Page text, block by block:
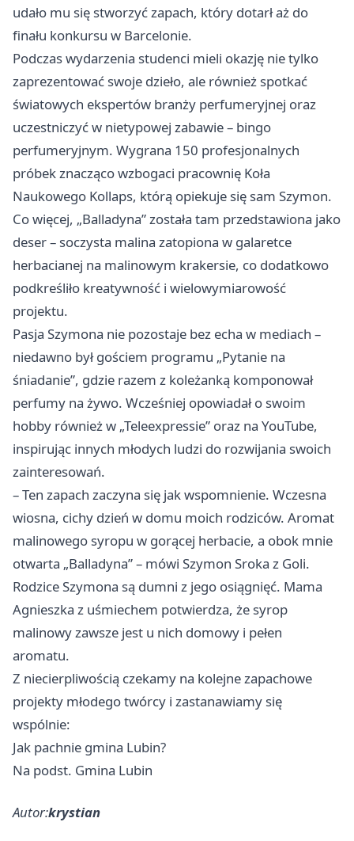
udało mu się stworzyć zapach, który dotarł aż do
finału konkursu w Barcelonie.
Podczas wydarzenia studenci mieli okazję nie tylko
zaprezentować swoje dzieło, ale również spotkać
światowych ekspertów branży perfumeryjnej oraz
uczestniczyć w nietypowej zabawie – bingo
perfumeryjnym. Wygrana 150 profesjonalnych
próbek znacząco wzbogaci pracownię Koła
Naukowego Kollaps, którą opiekuje się sam Szymon.
Co więcej, „Balladyna” została tam przedstawiona jako
deser – soczysta malina zatopiona w galaretce
herbacianej na malinowym krakersie, co dodatkowo
podkreśliło kreatywność i wielowymiarowość
projektu.
Pasja Szymona nie pozostaje bez echa w mediach –
niedawno był gościem programu „Pytanie na
śniadanie”, gdzie razem z koleżanką komponował
perfumy na żywo. Wcześniej opowiadał o swoim
hobby również w „Teleexpressie” oraz na YouTube,
inspirując innych młodych ludzi do rozwijania swoich
zainteresowań.
– Ten zapach zaczyna się jak wspomnienie. Wczesna
wiosna, cichy dzień w domu moich rodziców. Aromat
malinowego syropu w gorącej herbacie, a obok mnie
otwarta „Balladyna” – mówi Szymon Sroka z Goli.
Rodzice Szymona są dumni z jego osiągnięć. Mama
Agnieszka z uśmiechem potwierdza, że syrop
malinowy zawsze jest u nich domowy i pełen
aromatu.
Z niecierpliwością czekamy na kolejne zapachowe
projekty młodego twórcy i zastanawiamy się
wspólnie:
Jak pachnie gmina Lubin?
Na podst. Gmina Lubin
Autor:krystian